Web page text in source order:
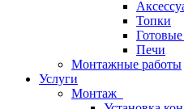
Топки
Печи
Монтажные работы
Услуги
Монтаж